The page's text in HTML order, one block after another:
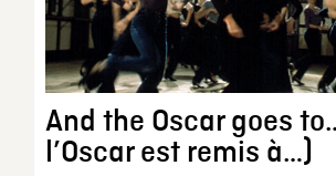
And the Oscar goes
l’Oscar est remis à…)